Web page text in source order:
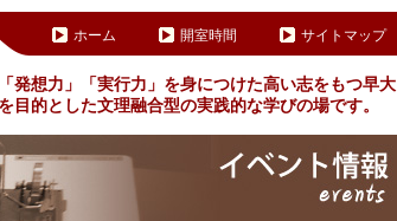
サイトマップ
開室時間
ホーム
発想力」「実行力」を身につけた高い志をもつ早大
目的とした文理融合型の実践的な学びの場です。